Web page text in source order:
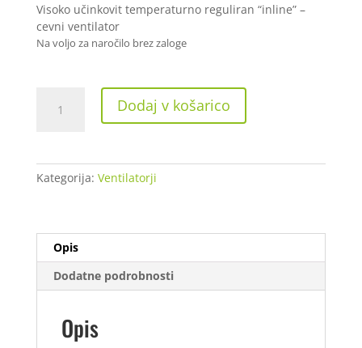
Visoko učinkovit temperaturno reguliran “inline” –
cevni ventilator
Na voljo za naročilo brez zaloge
PK100
Control
količina
Dodaj v košarico
Kategorija: Ventilatorji
Opis
Dodatne podrobnosti
Opis